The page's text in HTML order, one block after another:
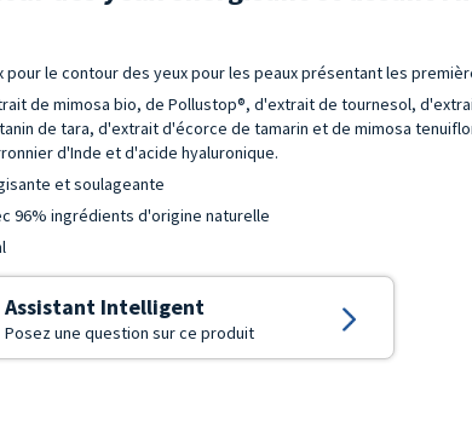
pour le contour des yeux pour les peaux présentant les
de mimosa bio, de Pollustop®, d'extrait de tournesol,
de tara, d'extrait d'écorce de tamarin et de mimosa
d'Inde et d'acide hyaluronique.
et soulageante
96% ingrédients d'origine naturelle
Assistant Intelligent
Posez une question sur ce produit